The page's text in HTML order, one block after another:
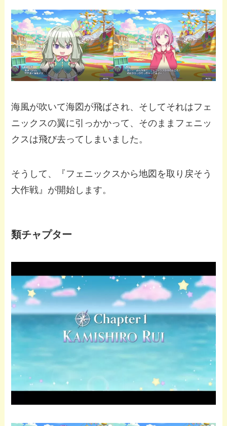
海風が吹いて海図が飛ばされ、そしてそれはフェ
ニックスの翼に引っかかって、そのままフェニッ
クスは飛び去ってしまいました。
そうして、『フェニックスから地図を取り戻そう
大作戦』が開始します。
類チャプター